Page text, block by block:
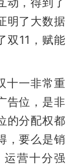
明了大数据
双11，赋能
十一非常重
告位，是非
的分配权都
，要么是销
运营十分强